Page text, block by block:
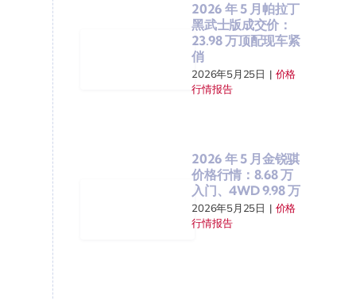
2026 年 5 月帕拉丁
黑武士版成交价：
23.98 万顶配现车紧
俏
2026年5月25日 | 价格
行情报告
2026 年 5 月金锐骐
价格行情：8.68 万
入门、4WD 9.98 万
2026年5月25日 | 价格
行情报告